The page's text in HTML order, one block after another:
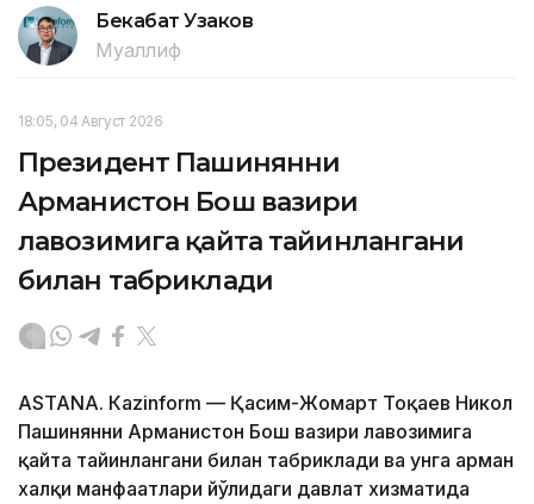
Бекабат Узаков
Муаллиф
18:05, 04 Август 2026
Президент Пашинянни
Арманистон Бош вазири
лавозимига қайта тайинлангани
билан табриклади
ASTANА. Кazinform — Қасим-Жомарт Тоқаев Никол
Пашинянни Арманистон Бош вазири лавозимига
қайта тайинлангани билан табриклади ва унга арман
халқи манфаатлари йўлидаги давлат хизматида